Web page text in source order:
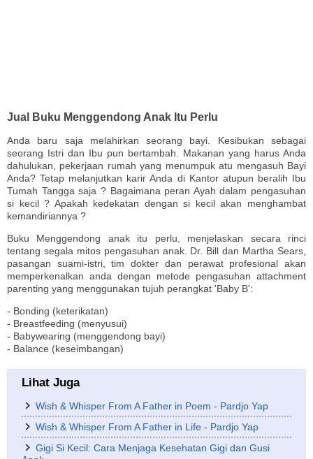
Jual Buku Menggendong Anak Itu Perlu
Anda baru saja melahirkan seorang bayi. Kesibukan sebagai
seorang Istri dan Ibu pun bertambah. Makanan yang harus Anda
dahulukan, pekerjaan rumah yang menumpuk atu mengasuh Bayi
Anda? Tetap melanjutkan karir Anda di Kantor atupun beralih Ibu
Tumah Tangga saja ? Bagaimana peran Ayah dalam pengasuhan
si kecil ? Apakah kedekatan dengan si kecil akan menghambat
kemandiriannya ?
Buku Menggendong anak itu perlu, menjelaskan secara rinci
tentang segala mitos pengasuhan anak. Dr. Bill dan Martha Sears,
pasangan suami-istri, tim dokter dan perawat profesional akan
memperkenalkan anda dengan metode pengasuhan attachment
parenting yang menggunakan tujuh perangkat 'Baby B':
- Bonding (keterikatan)
- Breastfeeding (menyusui)
- Babywearing (menggendong bayi)
- Balance (keseimbangan)
Lihat Juga
Wish & Whisper From A Father in Poem - Pardjo Yap
Wish & Whisper From A Father in Life - Pardjo Yap
Gigi Si Kecil: Cara Menjaga Kesehatan Gigi dan Gusi